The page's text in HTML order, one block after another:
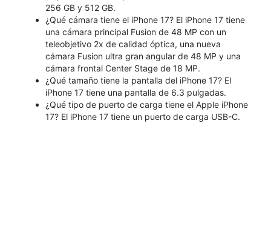
256 GB y 512 GB.
¿Qué cámara tiene el iPhone 17? El iPhone 17 tiene
una cámara principal Fusion de 48 MP con un
teleobjetivo 2x de calidad óptica, una nueva
cámara Fusion ultra gran angular de 48 MP y una
cámara frontal Center Stage de 18 MP.
¿Qué tamaño tiene la pantalla del iPhone 17? El
iPhone 17 tiene una pantalla de 6.3 pulgadas.
¿Qué tipo de puerto de carga tiene el Apple iPhone
17? El iPhone 17 tiene un puerto de carga USB-C.